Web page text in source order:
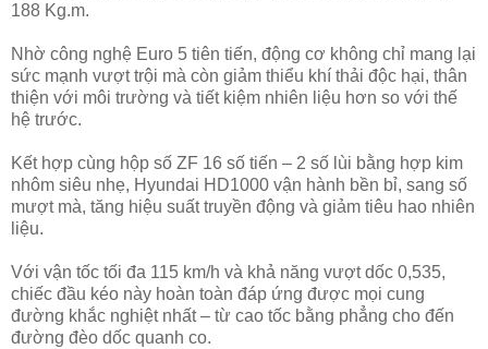
188 Kg.m.
Nhờ công nghệ Euro 5 tiên tiến, động cơ không chỉ mang lại
sức mạnh vượt trội mà còn giảm thiểu khí thải độc hại, thân
thiện với môi trường và tiết kiệm nhiên liệu hơn so với thế
hệ trước.
Kết hợp cùng hộp số ZF 16 số tiến – 2 số lùi bằng hợp kim
nhôm siêu nhẹ, Hyundai HD1000 vận hành bền bỉ, sang số
mượt mà, tăng hiệu suất truyền động và giảm tiêu hao nhiên
liệu.
Với vận tốc tối đa 115 km/h và khả năng vượt dốc 0,535,
chiếc đầu kéo này hoàn toàn đáp ứng được mọi cung
đường khắc nghiệt nhất – từ cao tốc bằng phẳng cho đến
đường đèo dốc quanh co.